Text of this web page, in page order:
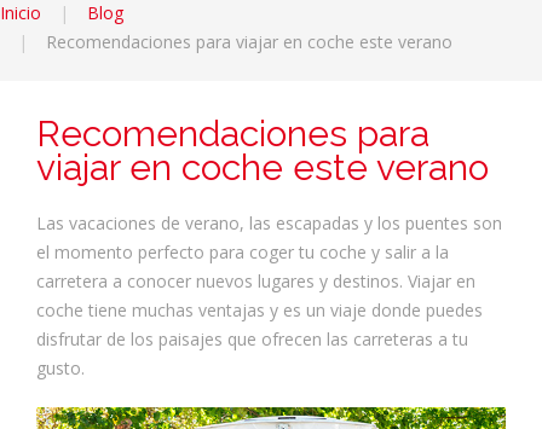
Inicio
Blog
Recomendaciones para viajar en coche este verano
Recomendaciones para
viajar en coche este verano
Las vacaciones de verano, las escapadas y los puentes son
el momento perfecto para coger tu coche y salir a la
carretera a conocer nuevos lugares y destinos. Viajar en
coche tiene muchas ventajas y es un viaje donde puedes
disfrutar de los paisajes que ofrecen las carreteras a tu
gusto.